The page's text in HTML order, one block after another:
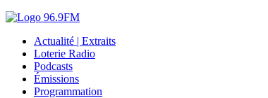
Actualité | Extraits
Loterie Radio
Podcasts
Émissions
Programmation